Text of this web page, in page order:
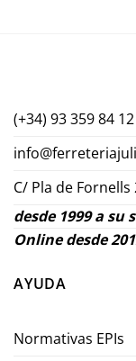
(+34) 93 359 84 12
C/ Pla de
desde 1999 a su
Online desde
AYUDA
Normativas EPIs